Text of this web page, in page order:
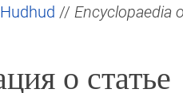
Hudhud // Encyclopaedia
о статье